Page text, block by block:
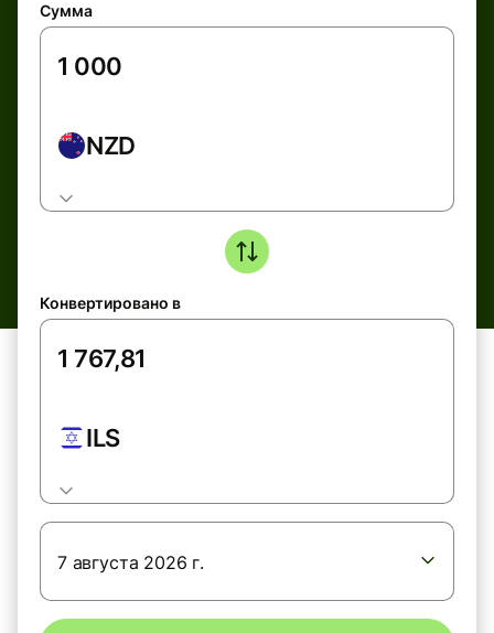
Сумма
NZD
Конвертировано в
ILS
7 августа 2026 г.